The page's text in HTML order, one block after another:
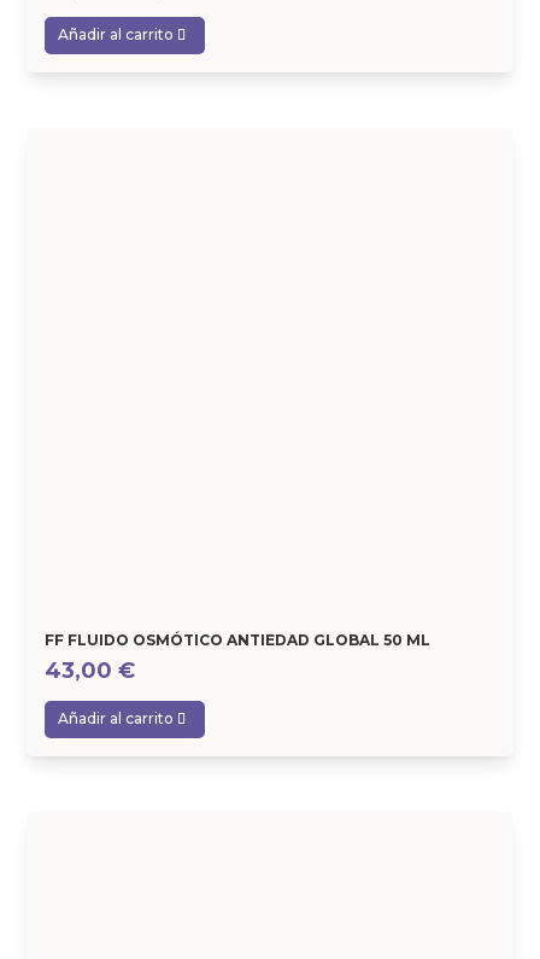
precio
original
era:
es:
Añadir al carrito
FF FLUIDO OSMÓTICO ANTIEDAD GLOBAL 50 ML
43,00€
Añadir al carrito